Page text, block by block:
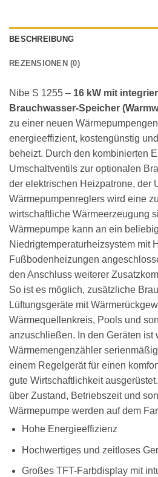
BESCHREIBUNG
REZENSIONEN (0)
Nibe S 1255 – 16 kW mit
Brauchwasser-Speicher
zu einer neuen
energieeffizient, kostengünstig
beheizt. Durch den kombinierten
Umschaltventils zur optionalen
der elektrischen Heizpatrone, der
Wärmepumpenreglers wird eine
wirtschaftliche Wärmeerzeugung
Wärmepumpe kann an ein
Niedrigtemperaturheizsystem mit
Fußbodenheizungen
den Anschluss weiterer
So ist es möglich, zusätzliche
Lüftungsgeräte mit
Wärmequellenkreis, Pools und
anzuschließen. In den Geräten ist
Wärmemengenzähler
einem Regelgerät für einen
gute Wirtschaftlichkeit
über Zustand, Betriebszeit und
Wärmepumpe werden auf dem
Hohe Energieeffizienz
Hochwertiges und zeitloses
Großes TFT-Farbdisplay mit